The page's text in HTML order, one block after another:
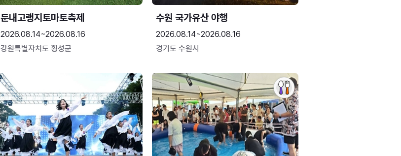
둔내고랭지토마토축제
2026.08.14~2026.08.16
강원특별자치도 횡성군
수원 국가유산 야행
2026.08.14~2026.08.16
경기도 수원시